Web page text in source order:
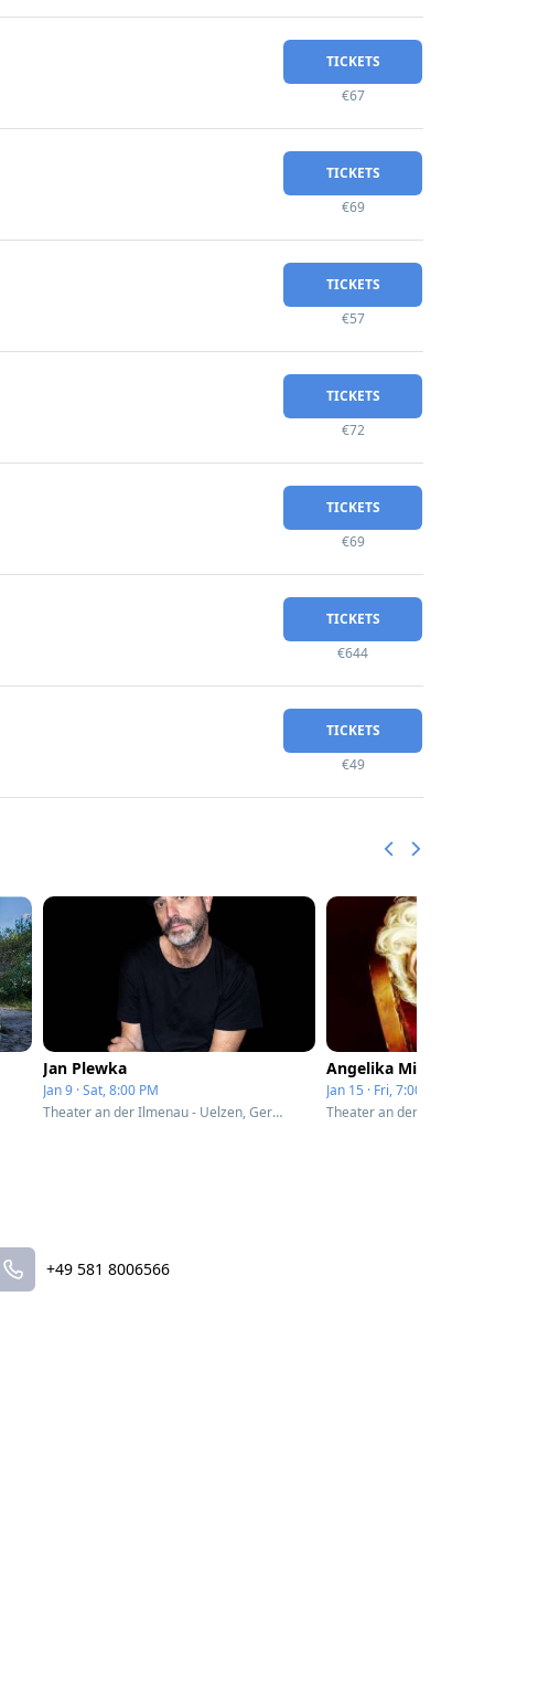
TICKETS
€67
TICKETS
€69
TICKETS
€57
TICKETS
€72
TICKETS
€69
TICKETS
€644
TICKETS
€49
Jan Plewka
Jan 9 · Sat, 8:00 PM
Theater an der Ilmenau - Uelzen, Germany
Angelika Milster
Jan 15 · Fri, 7:00 PM
+49 581 8006566